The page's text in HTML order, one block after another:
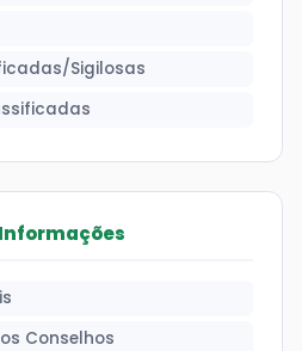
Sigilosas
Informações
Conselhos